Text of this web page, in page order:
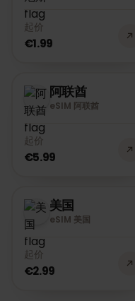
起价
€1.99
阿联酋
eSIM 阿联酋
起价
€5.99
美国
eSIM 美国
起价
€2.99